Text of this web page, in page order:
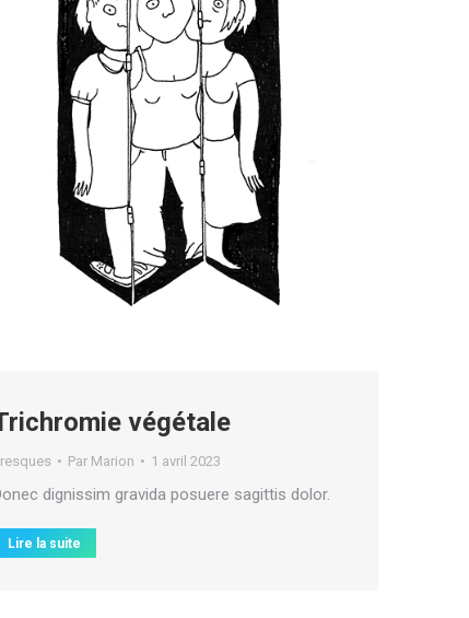
végétale
Par Marion 1 avril 2023
dignissim gravida posuere sagittis dolor.
Lire la suite